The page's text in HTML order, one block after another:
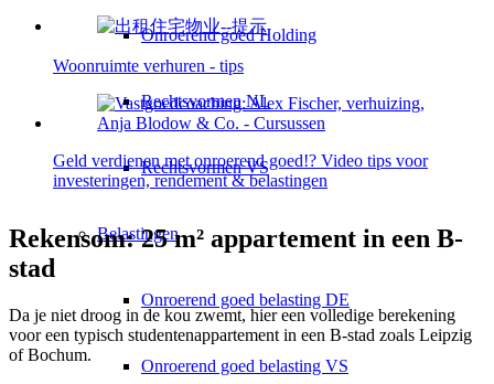
Onroerend goed Holding
Rechtsvormen NL
Rechtsvormen VS
Belastingen
Onroerend goed belasting DE
Onroerend goed belasting VS
Woonruimte verhuren - tips
Geld verdienen met onroerend goed!? Video tips voor
investeringen, rendement & belastingen
Rekensom: 25 m² appartement in een B-
stad
Da je niet droog in de kou zwemt, hier een volledige berekening
voor een typisch studentenappartement in een B-stad zoals Leipzig
of Bochum.